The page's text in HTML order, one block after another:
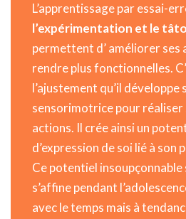
L’apprentissage par essai-
l’expérimentation et le
permettent d’ améliorer ses
rendre plus fonctionnelles.
l’ajustement qu’il développe
sensorimotrice pour réaliser
actions. Il crée ainsi un
d’expression de soi lié à son
Ce potentiel
s’affine pendant
avec le temps mais à